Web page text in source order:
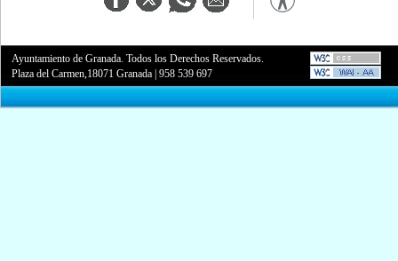
Ayuntamiento de Granada. Todos los Derechos Reservados.
Plaza del Carmen,18071 Granada |958 539 697